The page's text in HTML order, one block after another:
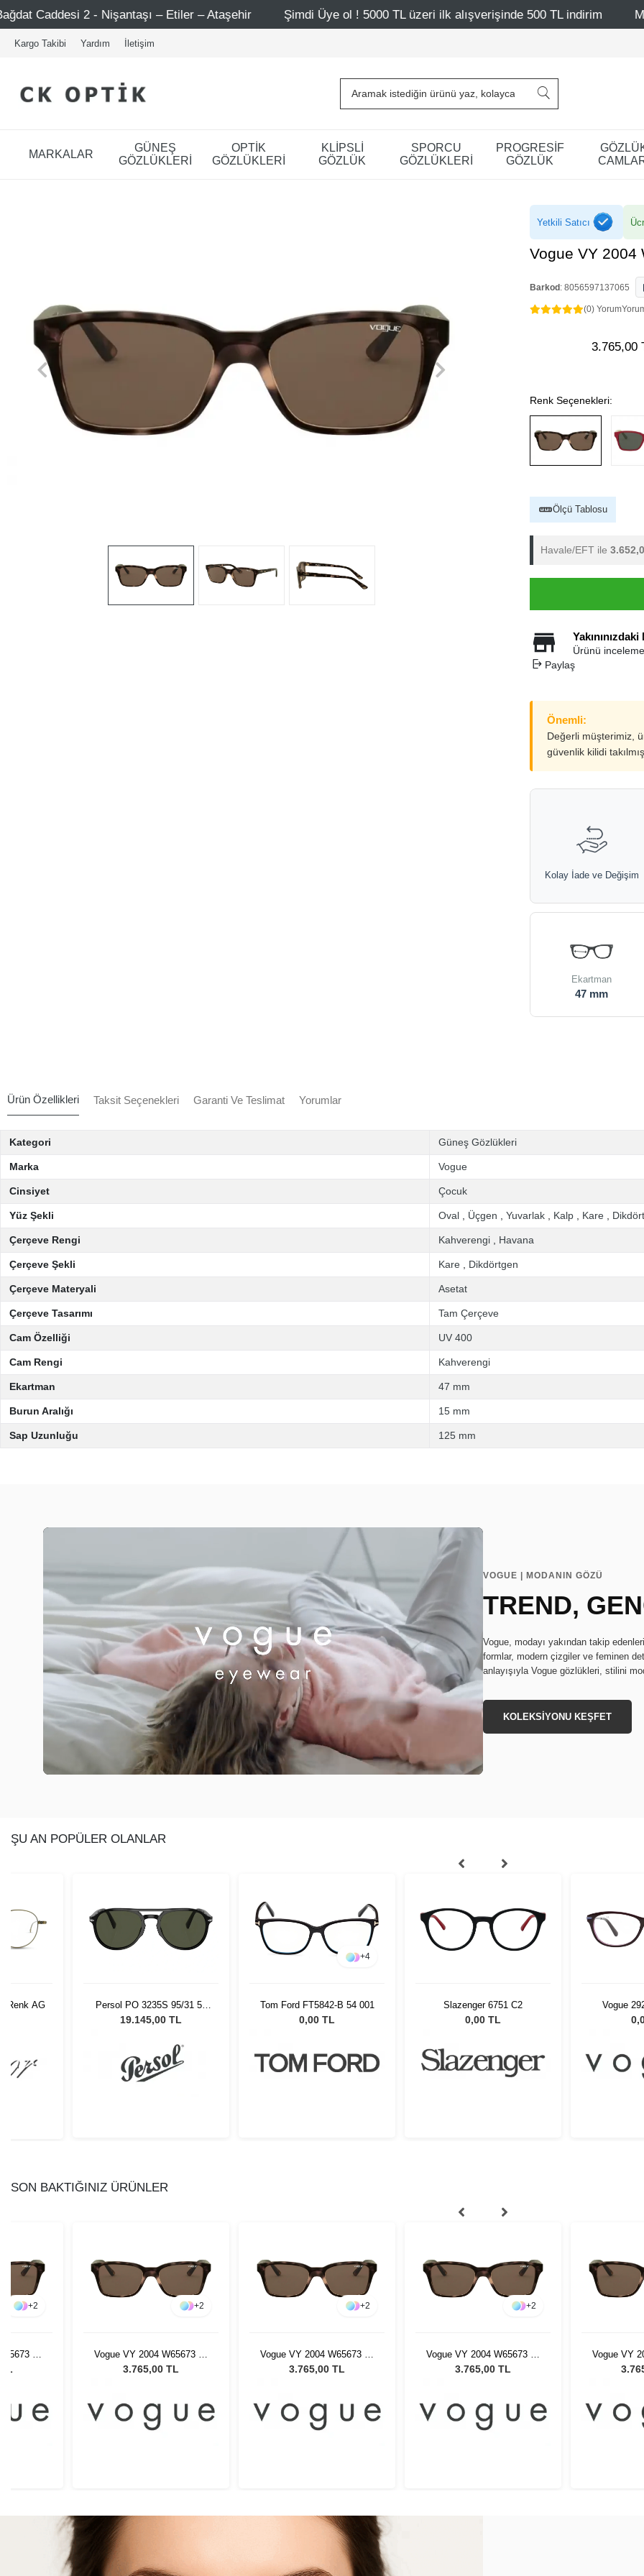
– Etiler – Ataşehir Şimdi Üye ol ! 5000 TL üzeri ilk alışverişinde 500 TL indirim Mağazalarımız –
Kargo Takibi Yardım İletişim
MARKALAR
GÜNEŞ
GÖZLÜKLERİ
OPTİK
GÖZLÜKLERİ
KLİPSLİ
GÖZLÜK
SPORCU
GÖZLÜKLERİ
PROGRESİF
GÖZLÜK
Yetkili Satıcı
Vogue VY 2004
Barkod : 8056597137065
(0) Yorum
3.765,00
Renk Seçenekleri:
Ölçü Tablosu
Havale/EFT ile
Ürünü
Paylaş
Önemli:
Değerli müşterimiz,
güvenlik kilidi
Kolay İade ve Değişim
Ekartman
47 mm
Ürün Özellikleri Taksit Seçenekleri Garanti Ve Teslimat Yorumlar
Kategori Güneş Gözlükleri
Marka Vogue
Cinsiyet Çocuk
Yüz Şekli Oval Üçgen Yuvarlak Kalp Kare
Çerçeve Rengi Kahverengi Havana
Çerçeve Şekli Kare Dikdörtgen
Çerçeve Materyali Asetat
Çerçeve Tasarımı Tam Çerçeve
Cam Özelliği UV 400
Cam Rengi Kahverengi
Ekartman 47 mm
Burun Aralığı 15 mm
Sap Uzunluğu 125 mm
VOGUE | MODANIN GÖZÜ
TREND,
Vogue, modayı yakından takip
formlar, modern çizgiler ve feminen
anlayışıyla Vogue gözlükleri, stilini
KOLEKSİYONU KEŞFET
ŞU AN POPÜLER OLANLAR
Renk AG
Persol PO 3235S 95/31 55
Unisex Güneş Gözlüğü
19.145,00 TL
+4
Tom Ford FT5842-B 54 001
0,00 TL
Slazenger 6751 C2
0,00 TL
Vogue
SON BAKTIĞINIZ ÜRÜNLER
+2
47
+2
Vogue VY 2004 W65673 47
Kadın Güneş Gözlüğü
3.765,00 TL
+2
Vogue VY 2004 W65673 47
Kadın Güneş Gözlüğü
3.765,00 TL
+2
Vogue VY 2004 W65673 47
Kadın Güneş Gözlüğü
3.765,00 TL
Vogue VY
Kadın